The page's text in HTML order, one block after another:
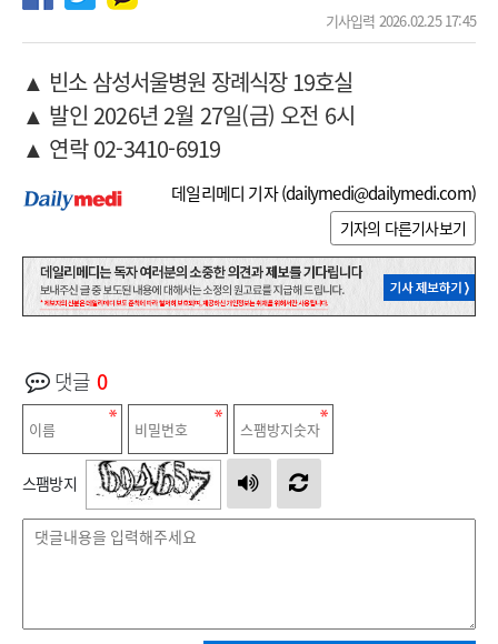
기사입력 2026.02.25 17:45
▲ 빈소 삼성서울병원 장례식장 19호실
▲ 발인 2026년 2월 27일(금) 오전 6시
▲ 연락 02-3410-6919
데일리메디 기자 (dailymedi@dailymedi.com)
기자의 다른기사보기
댓글 0
스팸방지